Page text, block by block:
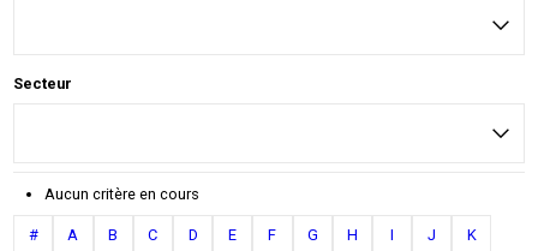
Secteur
Aucun critère en cours
# A B C D E F G H I J K